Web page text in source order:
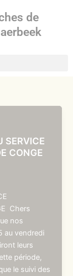
de
SERVICE
CONGE
Chers
nos
au vendredi
leurs
période,
le suivi des